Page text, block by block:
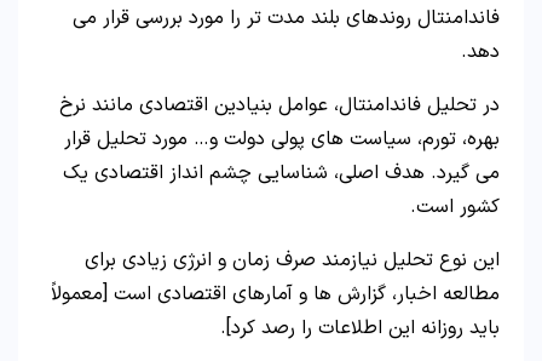
فاندامنتال روندهای بلند مدت تر را مورد بررسی قرار می
دهد.
در تحلیل فاندامنتال، عوامل بنیادین اقتصادی مانند نرخ
بهره، تورم، سیاست های پولی دولت و… مورد تحلیل قرار
می گیرد. هدف اصلی، شناسایی چشم انداز اقتصادی یک
کشور است.
این نوع تحلیل نیازمند صرف زمان و انرژی زیادی برای
مطالعه اخبار، گزارش ها و آمارهای اقتصادی است [معمولاً
باید روزانه این اطلاعات را رصد کرد].